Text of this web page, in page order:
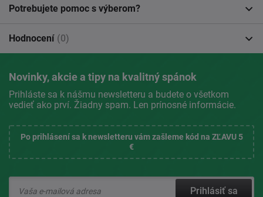
Potrebujete pomoc s výberom?
Hodnocení (0)
Novinky, akcie a tipy na kvalitný spánok
Prihláste sa k nášmu newsletteru a budete o všetkom
vedieť ako prví. Žiadny spam. Len prínosné informácie.
Po prihlásení sa k newsletteru vám zašleme kód na ZĽAVU 5
€
Prihlásiť sa